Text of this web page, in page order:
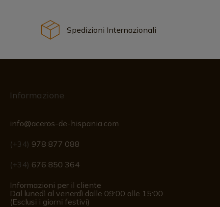
Spedizioni Internazionali
Informazione
info@aceros-de-hispania.com
(+34) 978 877 088
(+34) 676 850 364
Informazioni per il cliente
Dal lunedì al venerdì dalle 09:00 alle 15:00
(Esclusi i giorni festivi)